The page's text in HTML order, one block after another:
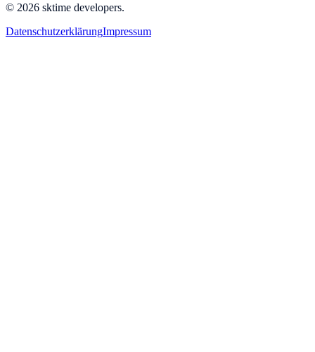
© 2026 sktime developers.
DatenschutzerklärungImpressum